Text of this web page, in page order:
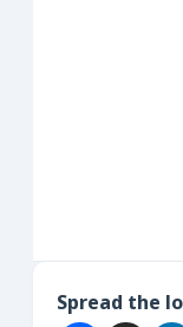
Spread the